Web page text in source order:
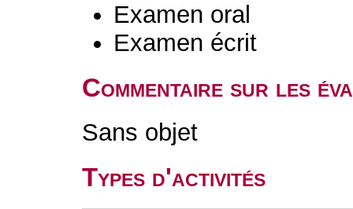
Examen oral
Examen écrit
Commentaire sur les
Sans objet
Types d'activités